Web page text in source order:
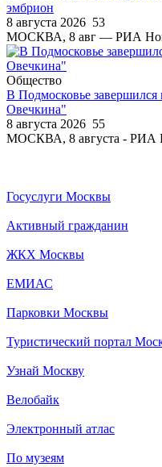
эмбрион
8 августа 2026 53
МОСКВА, 8 авг — РИА
Общество
В Подмосковье
Овечкина"
8 августа 2026 55
МОСКВА, 8 августа - РИА
Госуслуги Москвы
Активный гражданин
ЖКХ Москвы
ЕМИАС
Парковки Москвы
Туристический портал
Узнай Москву
Велобайк
Электронный атлас
По музеям